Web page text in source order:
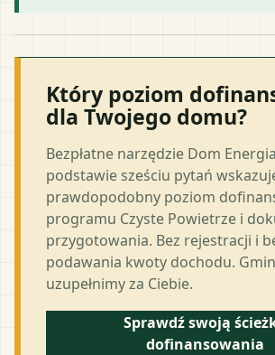
Który poziom
dla Twojego domu?
Bezpłatne narzędzie Dom
podstawie sześciu pytań
prawdopodobny poziom
programu Czyste Powietrze i
przygotowania. Bez rejestracji i
podawania kwoty dochodu.
uzupełnimy za Ciebie.
Sprawdź swoją
dofinansowania